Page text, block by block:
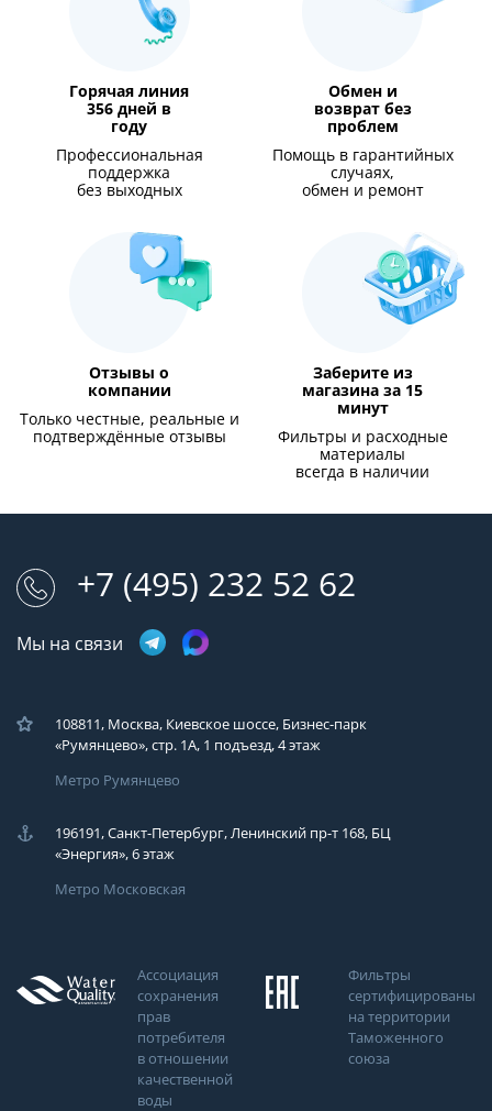
Горячая линия
356 дней в
году
Профессиональная
поддержка
без выходных
Обмен и
возврат без
проблем
Помощь в гарантийных
случаях,
обмен и ремонт
Отзывы о
компании
Только честные, реальные и
подтверждённые отзывы
Заберите из
магазина за 15
минут
Фильтры и расходные
материалы
всегда в наличии
+7 (495) 232 52 62
Мы на связи
108811, Москва, Киевское шоссе, Бизнес-парк
«Румянцево», стр. 1А, 1 подъезд, 4 этаж
Метро Румянцево
196191, Санкт-Петербург, Ленинский пр-т 168, БЦ
«Энергия», 6 этаж
Метро Московская
Ассоциация
сохранения
прав
потребителя
в отношении
качественной
воды
Фильтры
сертифицированы
на территории
Таможенного
союза